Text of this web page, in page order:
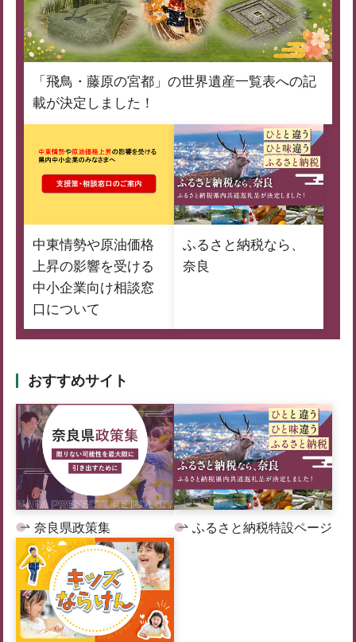
「飛鳥・藤原の宮都」の世界遺産一覧表への記
載が決定しました！
中東情勢や原油価格
上昇の影響を受ける
中小企業向け相談窓
口について
ふるさと納税なら、
奈良
おすすめサイト
奈良県政策集 ふるさと納税特設ページ